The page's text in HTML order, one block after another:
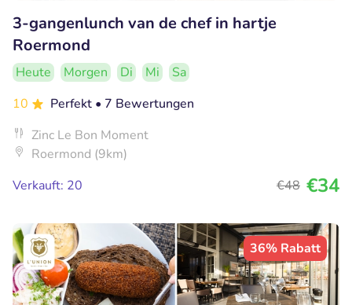
3-gangenlunch van de chef in hartje
Roermond
Heute Morgen Di Mi
Sa
10
Perfekt • 7 Bewertungen
Zinc Le Bon Moment
Roermond (9km)
Verkauft: 20
€48 €34
36% Rabatt